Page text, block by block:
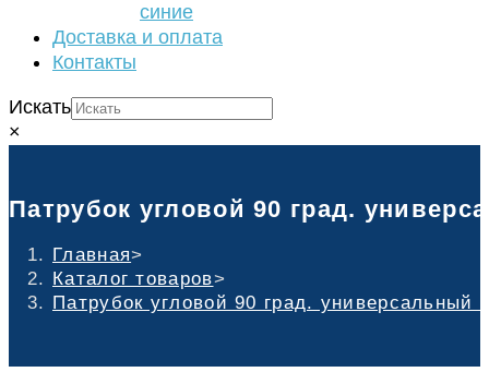
синие
Доставка и оплата
Контакты
Искать
×
Патрубок угловой 90 град.
Главная>
Каталог товаров>
Патрубок угловой 90 град. универсальный